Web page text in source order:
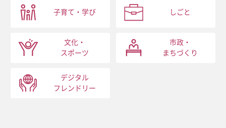
子育て・学び しごと
文化・
スポーツ
市政・
まちづくり
デジタル
フレンドリー